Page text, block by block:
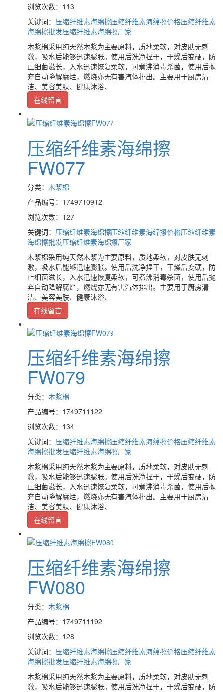
浏览次数：113
关键词： 压缩纤维素海绵擦压缩纤维素海绵擦价格压缩纤维素
海绵擦批发压缩纤维素海绵擦厂家
木浆棉采用纯天然木浆为主要原料，质地柔软，对皮肤无刺
激，吸水后能够迅速膨胀。使用后洗净捏干，干燥后变硬，防
止细菌滋长，入水迅速恢复柔软，可煮沸消毒杀菌，使用后抛
弃自动降解腐烂，燃烧亦无有害汽体排出。主要用于厨房清
洁、美容美肤、健康沐浴、
在线留言
压缩纤维素海绵擦
FW077
分类： 木浆棉
产品编号：1749710912
浏览次数：127
关键词： 压缩纤维素海绵擦压缩纤维素海绵擦价格压缩纤维素
海绵擦批发压缩纤维素海绵擦厂家
木浆棉采用纯天然木浆为主要原料，质地柔软，对皮肤无刺
激，吸水后能够迅速膨胀。使用后洗净捏干，干燥后变硬，防
止细菌滋长，入水迅速恢复柔软，可煮沸消毒杀菌，使用后抛
弃自动降解腐烂，燃烧亦无有害汽体排出。主要用于厨房清
洁、美容美肤、健康沐浴、
在线留言
压缩纤维素海绵擦
FW079
分类： 木浆棉
产品编号：1749711122
浏览次数：134
关键词： 压缩纤维素海绵擦压缩纤维素海绵擦价格压缩纤维素
海绵擦批发压缩纤维素海绵擦厂家
木浆棉采用纯天然木浆为主要原料，质地柔软，对皮肤无刺
激，吸水后能够迅速膨胀。使用后洗净捏干，干燥后变硬，防
止细菌滋长，入水迅速恢复柔软，可煮沸消毒杀菌，使用后抛
弃自动降解腐烂，燃烧亦无有害汽体排出。主要用于厨房清
洁、美容美肤、健康沐浴、
在线留言
压缩纤维素海绵擦
FW080
分类： 木浆棉
产品编号：1749711192
浏览次数：128
关键词： 压缩纤维素海绵擦压缩纤维素海绵擦价格压缩纤维素
海绵擦批发压缩纤维素海绵擦厂家
木浆棉采用纯天然木浆为主要原料，质地柔软，对皮肤无刺
激，吸水后能够迅速膨胀。使用后洗净捏干，干燥后变硬，防